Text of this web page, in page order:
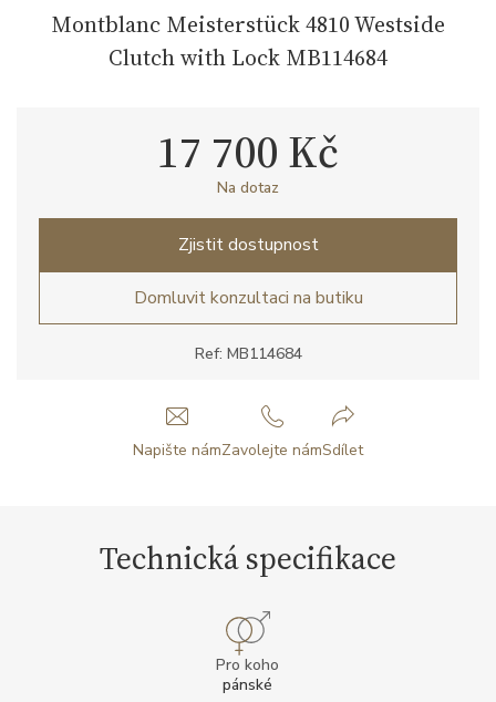
Montblanc Meisterstück 4810 Westside
Clutch with Lock MB114684
Ref: MB114684
17 700 Kč
Na dotaz
Zjistit dostupnost
Domluvit konzultaci na butiku
Napište námZavolejte námSdílet
Technická specifikace
Pro koho
pánské